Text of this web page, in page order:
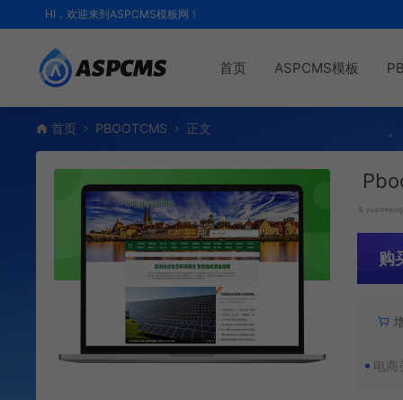
HI，欢迎来到ASPCMS模板网！
首页 ASPCMS模板
首页 PBOOTCMS 正文
yuanmeng
购
电商